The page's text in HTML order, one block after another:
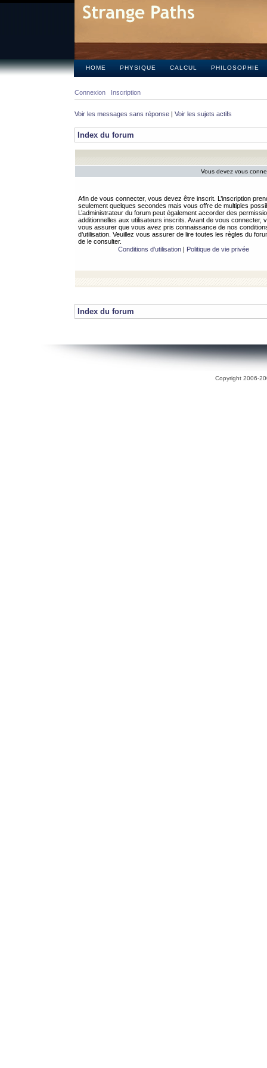
HOME PHYSIQUE CALCUL PHILOSOPHIE
Connexion Inscription
Voir les messages sans réponse | Voir les sujets actifs
Index du forum
Vous devez vous
Afin de vous connecter, vous devez être inscrit. L’inscription
seulement quelques secondes mais vous offre de multiples
L’administrateur du forum peut également accorder des
additionnelles aux utilisateurs inscrits. Avant de vous connecter,
vous assurer que vous avez pris connaissance de nos
d’utilisation. Veuillez vous assurer de lire toutes les règles du
de le consulter.
Conditions d’utilisation| Politique de vie privée
Index du forum
Copyright 2006-